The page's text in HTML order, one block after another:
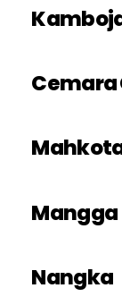
Cemara
Mangga
Nangka